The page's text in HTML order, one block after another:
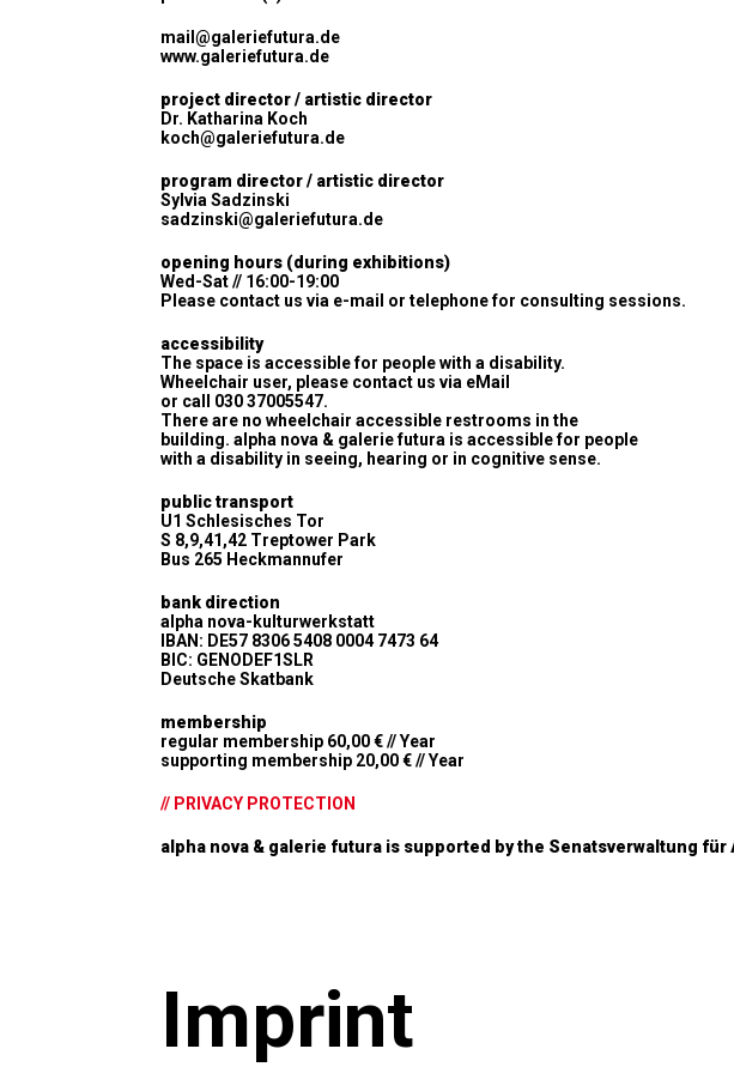
mail@galeriefutura.de
www.galeriefutura.de
project director / artistic director
Dr. Katharina Koch
koch@galeriefutura.de
program director / artistic director
Sylvia Sadzinski
sadzinski@galeriefutura.de
opening hours (during exhibitions)
Wed-Sat // 16:00-19:00
Please contact us via e-mail or telephone for consulting sessions.
accessibility
The space is accessible for people with a disability.
Wheelchair user, please contact us via eMail
or call 030 37005547.
There are no wheelchair accessible restrooms in the
building. alpha nova & galerie futura is accessible for people
with a disability in seeing, hearing or in cognitive sense.
public transport
U1 Schlesisches Tor
S 8,9,41,42 Treptower Park
Bus 265 Heckmannufer
bank direction
alpha nova-kulturwerkstatt
IBAN: DE57 8306 5408 0004 7473 64
BIC: GENODEF1SLR
Deutsche Skatbank
membership
regular membership 60,00 € // Year
supporting membership 20,00 € // Year
// PRIVACY PROTECTION
alpha nova & galerie futura is supported by the Senatsverwaltung
Imprint